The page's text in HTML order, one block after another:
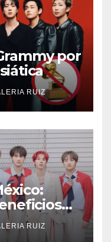
por
RUIZ
RUIZ